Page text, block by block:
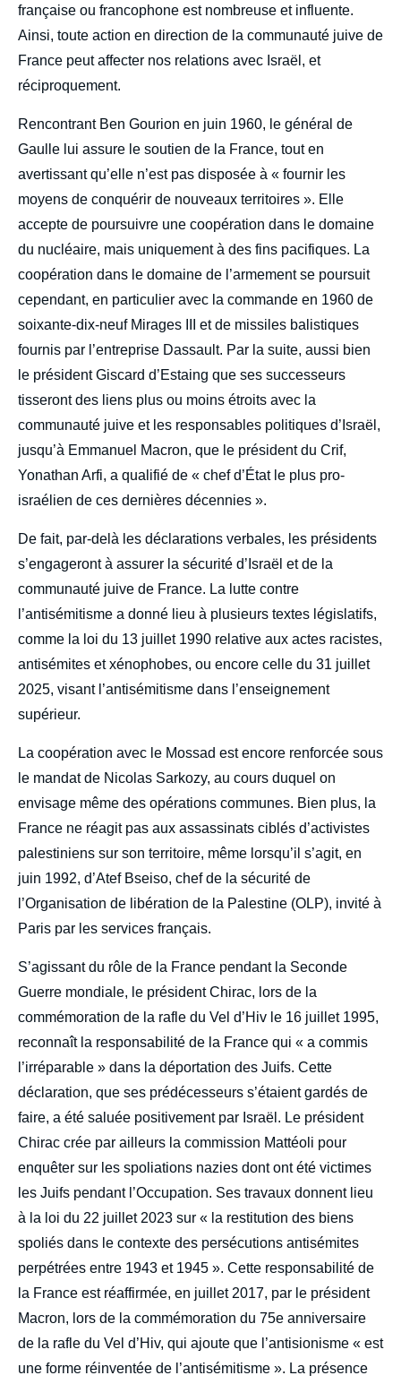
française ou francophone est nombreuse et influente.
Ainsi, toute action en direction de la communauté juive de
France peut affecter nos relations avec Israël, et
réciproquement.
Rencontrant Ben Gourion en juin 1960, le général de
Gaulle lui assure le soutien de la France, tout en
avertissant qu’elle n’est pas disposée à « fournir les
moyens de conquérir de nouveaux territoires ». Elle
accepte de poursuivre une coopération dans le domaine
du nucléaire, mais uniquement à des fins pacifiques. La
coopération dans le domaine de l’armement se poursuit
cependant, en particulier avec la commande en 1960 de
soixante-dix-neuf Mirages III et de missiles balistiques
fournis par l’entreprise Dassault. Par la suite, aussi bien
le président Giscard d’Estaing que ses successeurs
tisseront des liens plus ou moins étroits avec la
communauté juive et les responsables politiques d’Israël,
jusqu’à Emmanuel Macron, que le président du Crif,
Yonathan Arfi, a qualifié de « chef d’État le plus pro-
israélien de ces dernières décennies ».
De fait, par-delà les déclarations verbales, les présidents
s’engageront à assurer la sécurité d’Israël et de la
communauté juive de France. La lutte contre
l’antisémitisme a donné lieu à plusieurs textes législatifs,
comme la loi du 13 juillet 1990 relative aux actes racistes,
antisémites et xénophobes, ou encore celle du 31 juillet
2025, visant l’antisémitisme dans l’enseignement
supérieur.
La coopération avec le Mossad est encore renforcée sous
le mandat de Nicolas Sarkozy, au cours duquel on
envisage même des opérations communes. Bien plus, la
France ne réagit pas aux assassinats ciblés d’activistes
palestiniens sur son territoire, même lorsqu’il s’agit, en
juin 1992, d’Atef Bseiso, chef de la sécurité de
l’Organisation de libération de la Palestine (OLP), invité à
Paris par les services français.
S’agissant du rôle de la France pendant la Seconde
Guerre mondiale, le président Chirac, lors de la
commémoration de la rafle du Vel d’Hiv le 16 juillet 1995,
reconnaît la responsabilité de la France qui « a commis
l’irréparable » dans la déportation des Juifs. Cette
déclaration, que ses prédécesseurs s’étaient gardés de
faire, a été saluée positivement par Israël. Le président
Chirac crée par ailleurs la commission Mattéoli pour
enquêter sur les spoliations nazies dont ont été victimes
les Juifs pendant l’Occupation. Ses travaux donnent lieu
à la loi du 22 juillet 2023 sur « la restitution des biens
spoliés dans le contexte des persécutions antisémites
perpétrées entre 1943 et 1945 ». Cette responsabilité de
la France est réaffirmée, en juillet 2017, par le président
Macron, lors de la commémoration du 75e anniversaire
de la rafle du Vel d’Hiv, qui ajoute que l’antisionisme « est
une forme réinventée de l’antisémitisme ». La présence